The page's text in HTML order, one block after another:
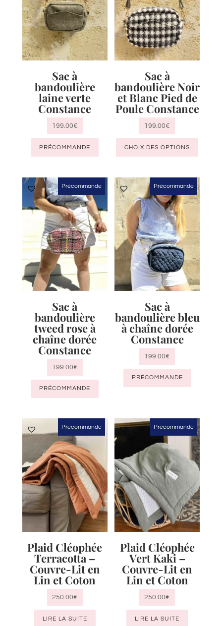
Sac à
bandoulière
laine verte
Constance
199.00€
PRÉCOMMANDE
Sac à
bandoulière Noir
et Blanc Pied de
Poule Constance
199.00€
CHOIX DES OPTIONS
Ce
Les
la
page
produit
Précommande
Sac à
bandoulière
tweed rose à
chaîne dorée
Constance
199.00€
PRÉCOMMANDE
Précommande
Sac à
bandoulière bleu
à chaîne dorée
Constance
199.00€
PRÉCOMMANDE
Précommande
Plaid Cléophée
Terracotta –
Couvre-Lit en
Lin et Coton
250.00€
LIRE LA SUITE
Précommande
Plaid Cléophée
Vert Kaki –
Couvre-Lit en
Lin et Coton
250.00€
LIRE LA SUITE